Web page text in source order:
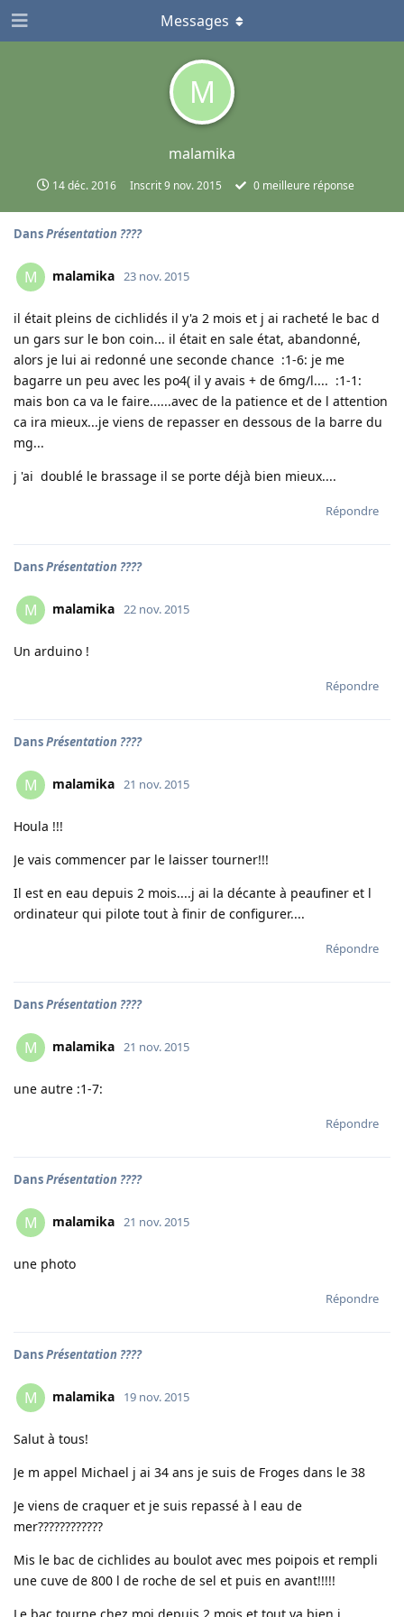
M
malamika
14 déc. 2016 Inscrit9 nov. 2015 0meilleure réponse
Messages
DansPrésentation ????
M malamika 23 nov. 2015
il était pleins de cichlidés il y'a 2 mois et j ai racheté le bac d
un gars sur le bon coin... il était en sale état, abandonné,
alors je lui ai redonné une seconde chance :1-6: je me
bagarre un peu avec les po4( il y avais + de 6mg/l.... :1-1:
mais bon ca va le faire......avec de la patience et de l attention
ca ira mieux...je viens de repasser en dessous de la barre du
mg...
j 'ai doublé le brassage il se porte déjà bien mieux....
Répondre
DansPrésentation ????
M malamika 22 nov. 2015
Un arduino !
Répondre
DansPrésentation ????
M malamika 21 nov. 2015
Houla !!!
Je vais commencer par le laisser tourner!!!
Il est en eau depuis 2 mois....j ai la décante à peaufiner et l
ordinateur qui pilote tout à finir de configurer....
Répondre
DansPrésentation ????
M malamika 21 nov. 2015
une autre :1-7:
Répondre
DansPrésentation ????
M malamika 21 nov. 2015
une photo
Répondre
DansPrésentation ????
M malamika 19 nov. 2015
Salut à tous!
Je m appel Michael j ai 34 ans je suis de Froges dans le 38
Je viens de craquer et je suis repassé à l eau de
mer????????????
Mis le bac de cichlides au boulot avec mes poipois et rempli
une cuve de 800 l de roche de sel et puis en avant!!!!!